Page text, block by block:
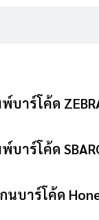
บาร์โค้ด
บาร์โค้ด
นบาร์โค้ด